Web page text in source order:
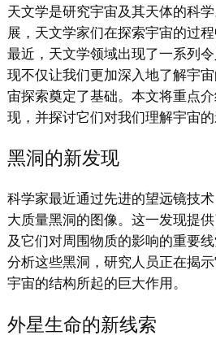
天文学是研究宇宙及其天体的科
展，天文学家们在探索宇宙的过程
最近，天文学领域出现了一系列
现不仅让我们更加深入地了解宇
宙探索奠定了基础。本文将重点
现，并探讨它们对我们理解宇宙的
黑洞的新发现
科学家最近通过先进的望远镜技
大质量黑洞的图像。这一发现提
及它们对周围物质的影响的重要
分析这些黑洞，研究人员正在揭
宇宙的结构所起的巨大作用。
外星生命的新线索